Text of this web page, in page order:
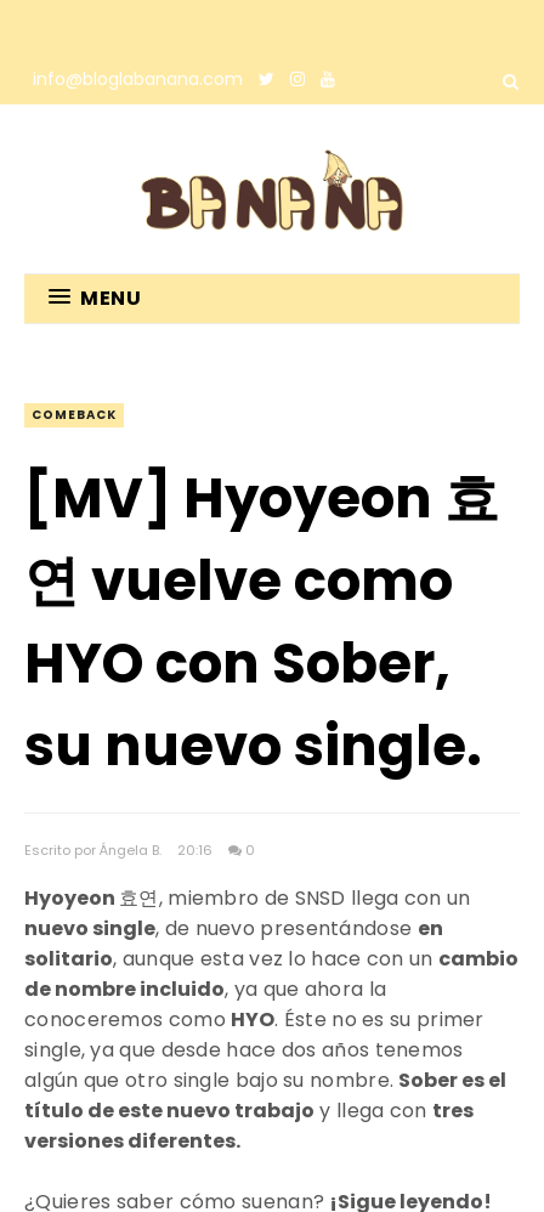
info@bloglabanana.com
MENU
COMEBACK
[MV] Hyoyeon 효
연 vuelve como
HYO con Sober,
su nuevo single.
Escrito por Ángela B. 20:16 0
Hyoyeon 효연, miembro de SNSD llega con un
nuevo single, de nuevo presentándose en
solitario, aunque esta vez lo hace con un cambio
de nombre incluido, ya que ahora la
conoceremos como HYO. Éste no es su primer
single, ya que desde hace dos años tenemos
algún que otro single bajo su nombre. Sober es el
título de este nuevo trabajo y llega con tres
versiones diferentes.
¿Quieres saber cómo suenan? ¡Sigue leyendo!